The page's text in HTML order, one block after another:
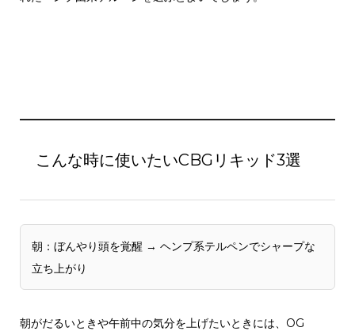
こんな時に使いたいCBGリキッド3選
朝：ぼんやり頭を覚醒 → ヘンプ系テルペンでシャープな
立ち上がり
朝がだるいときや午前中の気分を上げたいときには、OG